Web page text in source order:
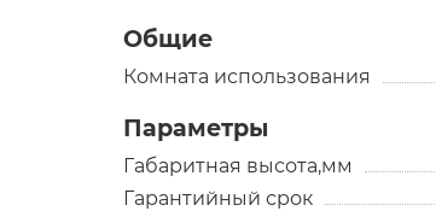
Общие
Комната использования
Параметры
Габаритная высота,мм
Гарантийный срок